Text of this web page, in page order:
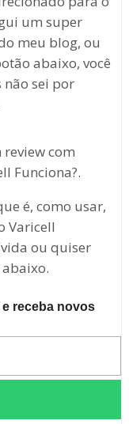
um super
meu blog, ou
abaixo, você
não sei por
com
Funciona?.
é, como usar,
Varicell
ou quiser
receba novos